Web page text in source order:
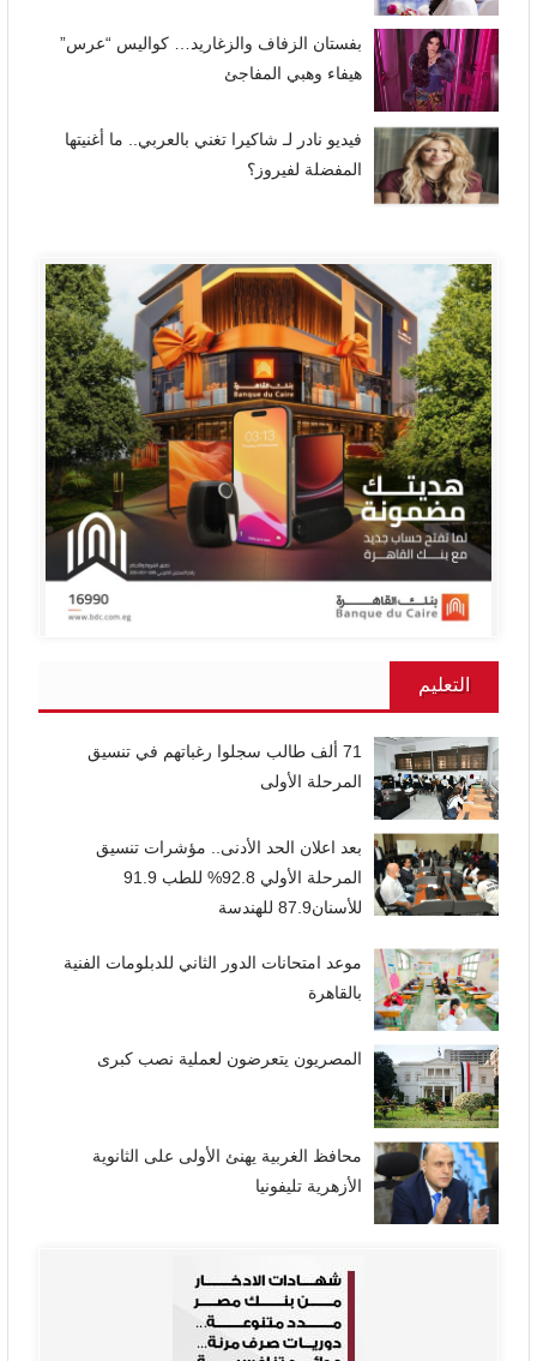
بفستان الزفاف والزغاريد… كواليس “عرس”
هيفاء وهبي المفاجئ
فيديو نادر لـ شاكيرا تغني بالعربي.. ما أغنيتها
المفضلة لفيروز؟
التعليم
71 ألف طالب سجلوا رغباتهم في تنسيق
المرحلة الأولى
بعد اعلان الحد الأدنى.. مؤشرات تنسيق
المرحلة الأولي 92.8% للطب 91.9
للأسنان87.9 للهندسة
موعد امتحانات الدور الثاني للدبلومات الفنية
بالقاهرة
المصريون يتعرضون لعملية نصب كبرى
محافظ الغربية يهنئ الأولى على الثانوية
الأزهرية تليفونيا